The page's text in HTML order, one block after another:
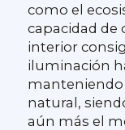
como el
capacidad de
interior
iluminación
natural,
aún más el